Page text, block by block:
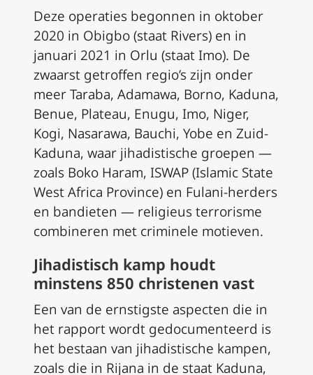
Deze operaties begonnen in oktober
2020 in Obigbo (staat Rivers) en in
januari 2021 in Orlu (staat Imo). De
zwaarst getroffen regio’s zijn onder
meer Taraba, Adamawa, Borno, Kaduna,
Benue, Plateau, Enugu, Imo, Niger,
Kogi, Nasarawa, Bauchi, Yobe en Zuid-
Kaduna, waar jihadistische groepen —
zoals Boko Haram, ISWAP (Islamic State
West Africa Province) en Fulani-herders
en bandieten — religieus terrorisme
combineren met criminele motieven.
Jihadistisch kamp houdt
minstens 850 christenen vast
Een van de ernstigste aspecten die in
het rapport wordt gedocumenteerd is
het bestaan van jihadistische kampen,
zoals die in Rijana in de staat Kaduna,